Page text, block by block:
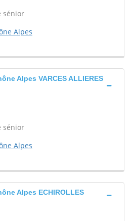
sénior
Alpes
Alpes VARCES ALLIERES
sénior
Alpes
Alpes ECHIROLLES